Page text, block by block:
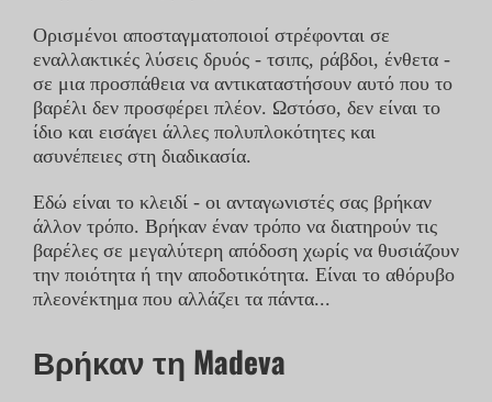
Ορισμένοι αποσταγματοποιοί στρέφονται σε
εναλλακτικές λύσεις δρυός - τσιπς, ράβδοι, ένθετα -
σε μια προσπάθεια να αντικαταστήσουν αυτό που το
βαρέλι δεν προσφέρει πλέον. Ωστόσο, δεν είναι το
ίδιο και εισάγει άλλες πολυπλοκότητες και
ασυνέπειες στη διαδικασία.
Εδώ είναι το κλειδί - οι ανταγωνιστές σας βρήκαν
άλλον τρόπο. Βρήκαν έναν τρόπο να διατηρούν τις
βαρέλες σε μεγαλύτερη απόδοση χωρίς να θυσιάζουν
την ποιότητα ή την αποδοτικότητα. Είναι το αθόρυβο
πλεονέκτημα που αλλάζει τα πάντα...
Βρήκαν τη Madeva